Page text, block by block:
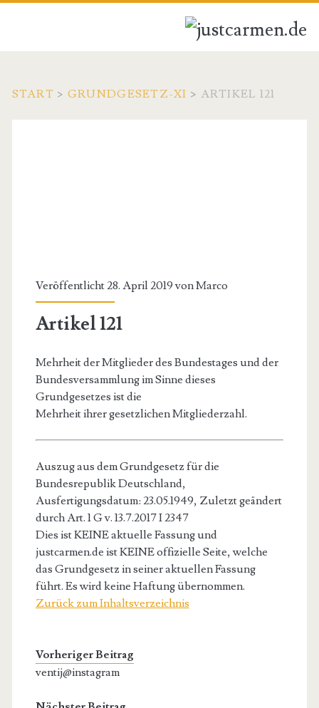
START > GRUNDGESETZ-XI > ARTIKEL 121
Veröffentlicht 28. April 2019 vonMarco
Artikel 121
Mehrheit der Mitglieder des Bundestages und der
Bundesversammlung im Sinne dieses
Grundgesetzes ist die
Mehrheit ihrer gesetzlichen Mitgliederzahl.
Auszug aus dem Grundgesetz für die
Bundesrepublik Deutschland,
Ausfertigungsdatum: 23.05.1949, Zuletzt geändert
durch Art. 1 G v. 13.7.2017 I 2347
Dies ist KEINE aktuelle Fassung und
justcarmen.de ist KEINE offizielle Seite, welche
das Grundgesetz in seiner aktuellen Fassung
führt. Es wird keine Haftung übernommen.
Zurück zum Inhaltsverzeichnis
Vorheriger Beitrag
ventij@instagram